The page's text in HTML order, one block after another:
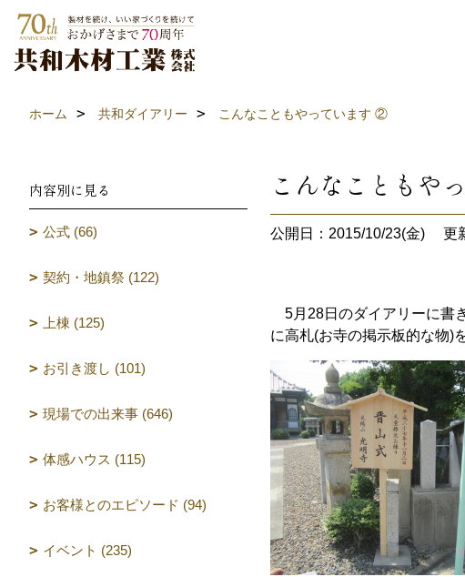
ホーム 共和ダイアリー こんなこともやっています ②
こんなこともや
公開日：2015/10/23(金) 更
5月28日のダイアリーに書
に高札(お寺の掲示板的な物)
内容別に見る
公式 (66)
契約・地鎮祭 (122)
上棟 (125)
お引き渡し (101)
現場での出来事 (646)
体感ハウス (115)
お客様とのエピソード (94)
イベント (235)